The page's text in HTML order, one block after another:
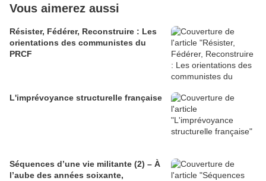
Vous aimerez aussi
Résister, Fédérer, Reconstruire : Les
orientations des communistes du
PRCF
L'imprévoyance structurelle française
Séquences d’une vie militante (2) – À
l’aube des années soixante,